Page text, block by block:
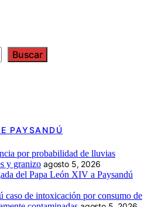
Buscar
PAYSANDÚ
por probabilidad de lluvias
y granizo agosto 5, 2026
del Papa León XIV a Paysandú
caso de intoxicación por consumo de